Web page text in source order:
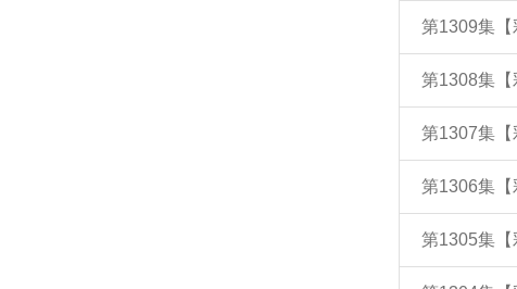
第1309集
第1308集【
第1307集【
第1306集
第1305集【